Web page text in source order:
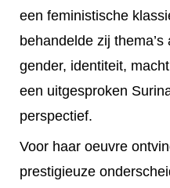
een feministische
behandelde zij
gender, identiteit,
een uitgesproken
perspectief.
Voor haar oeuvre
prestigieuze